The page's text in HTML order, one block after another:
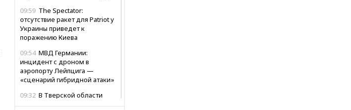
09:59 The Spectator:
отсутствие ракет для Patriot у
Украины приведет к
поражению Киева
09:54 МВД Германии:
инцидент с дроном в
аэропорту Лейпцига —
«сценарий гибридной атаки»
09:32 В Тверской области